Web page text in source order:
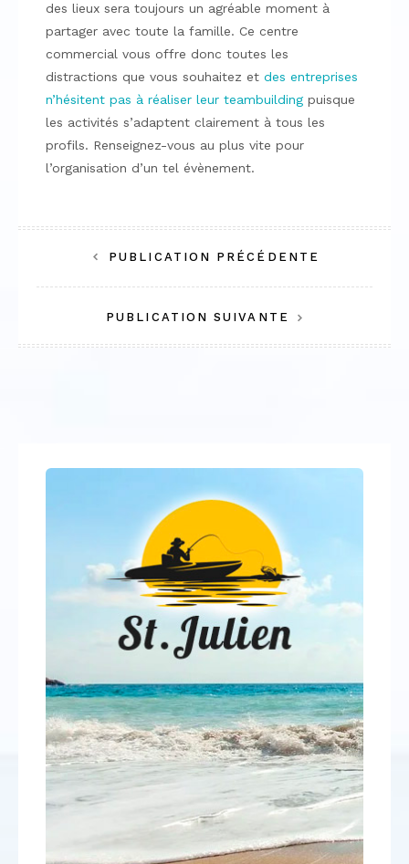
des lieux sera toujours un agréable moment à
partager avec toute la famille. Ce centre
commercial vous offre donc toutes les
distractions que vous souhaitez et des entreprises
n’hésitent pas à réaliser leur teambuilding puisque
les activités s’adaptent clairement à tous les
profils. Renseignez-vous au plus vite pour
l’organisation d’un tel évènement.
Navigation
de
l’article
PUBLICATION PRÉCÉDENTE
PUBLICATION SUIVANTE